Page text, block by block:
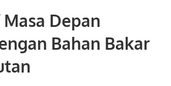
Depan
Bahan Bakar